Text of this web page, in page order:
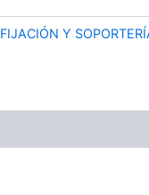
FIJACIÓN Y